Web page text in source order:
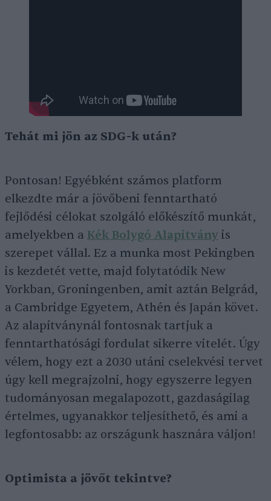
Tehát mi jön az SDG-k után?
Pontosan! Egyébként számos platform
elkezdte már a jövőbeni fenntartható
fejlődési célokat szolgáló előkészítő munkát,
amelyekben a Kék Bolygó Alapítvány is
szerepet vállal. Ez a munka most Pekingben
is kezdetét vette, majd folytatódik New
Yorkban, Groningenben, amit aztán Belgrád,
a Cambridge Egyetem, Athén és Japán követ.
Az alapítványnál fontosnak tartjuk a
fenntarthatósági fordulat sikerre vitelét. Úgy
vélem, hogy ezt a 2030 utáni cselekvési tervet
úgy kell megrajzolni, hogy egyszerre legyen
tudományosan megalapozott, gazdaságilag
értelmes, ugyanakkor teljesíthető, és ami a
legfontosabb: az országunk hasznára váljon!
Optimista a jövőt tekintve?